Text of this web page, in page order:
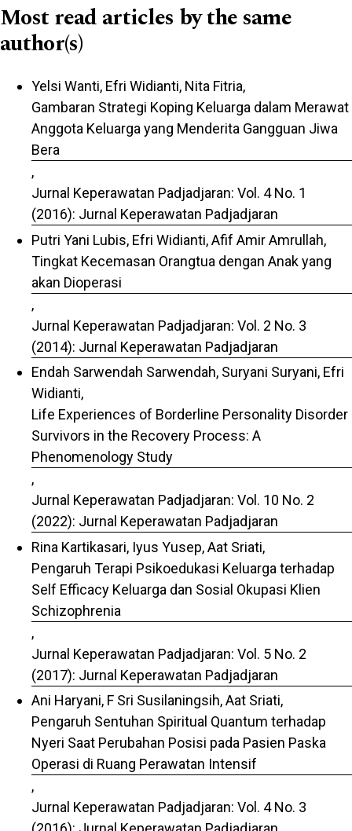
Most read articles by the same
author(s)
Yelsi Wanti, Efri Widianti, Nita Fitria,
Gambaran Strategi Koping Keluarga dalam Merawat
Anggota Keluarga yang Menderita Gangguan Jiwa
Bera
,
Jurnal Keperawatan Padjadjaran: Vol. 4 No. 1
(2016): Jurnal Keperawatan Padjadjaran
Putri Yani Lubis, Efri Widianti, Afif Amir Amrullah,
Tingkat Kecemasan Orangtua dengan Anak yang
akan Dioperasi
,
Jurnal Keperawatan Padjadjaran: Vol. 2 No. 3
(2014): Jurnal Keperawatan Padjadjaran
Endah Sarwendah Sarwendah, Suryani Suryani, Efri
Widianti,
Life Experiences of Borderline Personality Disorder
Survivors in the Recovery Process: A
Phenomenology Study
,
Jurnal Keperawatan Padjadjaran: Vol. 10 No. 2
(2022): Jurnal Keperawatan Padjadjaran
Rina Kartikasari, Iyus Yusep, Aat Sriati,
Pengaruh Terapi Psikoedukasi Keluarga terhadap
Self Efficacy Keluarga dan Sosial Okupasi Klien
Schizophrenia
,
Jurnal Keperawatan Padjadjaran: Vol. 5 No. 2
(2017): Jurnal Keperawatan Padjadjaran
Ani Haryani, F Sri Susilaningsih, Aat Sriati,
Pengaruh Sentuhan Spiritual Quantum terhadap
Nyeri Saat Perubahan Posisi pada Pasien Paska
Operasi di Ruang Perawatan Intensif
,
Jurnal Keperawatan Padjadjaran: Vol. 4 No. 3